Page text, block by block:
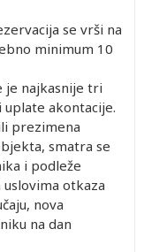
se vrši na
minimum 10
je najkasnije tri
akontacije.
prezimena
smatra se
i podleže
otkaza
nova
na dan